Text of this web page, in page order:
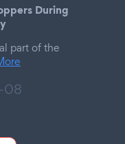
During
part of the
08